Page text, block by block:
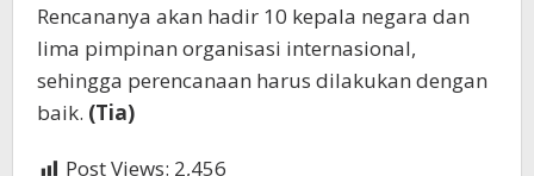
Rencananya akan hadir 10 kepala negara dan
lima pimpinan organisasi internasional,
sehingga perencanaan harus dilakukan dengan
baik. (Tia)
Post Views: 2,456